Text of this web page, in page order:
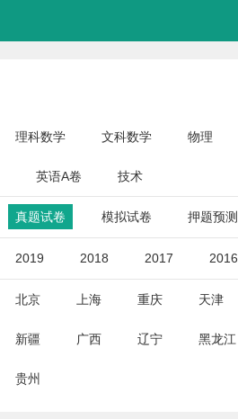
理科数学 文科数学 物理
英语A卷 技术
真题试卷 模拟试卷 押题预测
2019 2018 2017 2016
北京 上海 重庆 天津
新疆 广西 辽宁 黑龙江
贵州